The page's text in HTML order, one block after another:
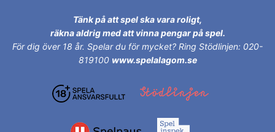
Tänk på att spel ska vara roligt,
räkna aldrig med att vinna pengar på spel.
För dig över 18 år. Spelar du för mycket? Ring Stödlinjen: 020-
819100 www.spelalagom.se